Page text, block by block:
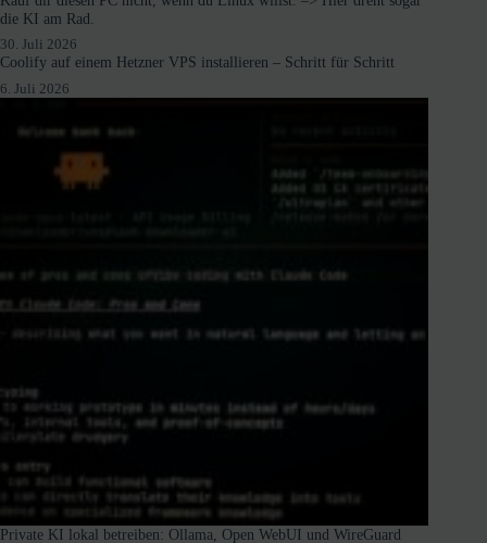
die KI am Rad.
30. Juli 2026
Coolify auf einem Hetzner VPS installieren – Schritt für Schritt
6. Juli 2026
Private KI lokal betreiben: Ollama, Open WebUI und WireGuard